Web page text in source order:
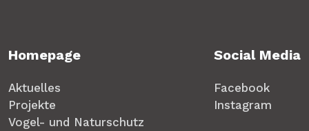
Homepage
Aktuelles
Projekte
Vogel- und Naturschutz
Social Media
Facebook
Instagram